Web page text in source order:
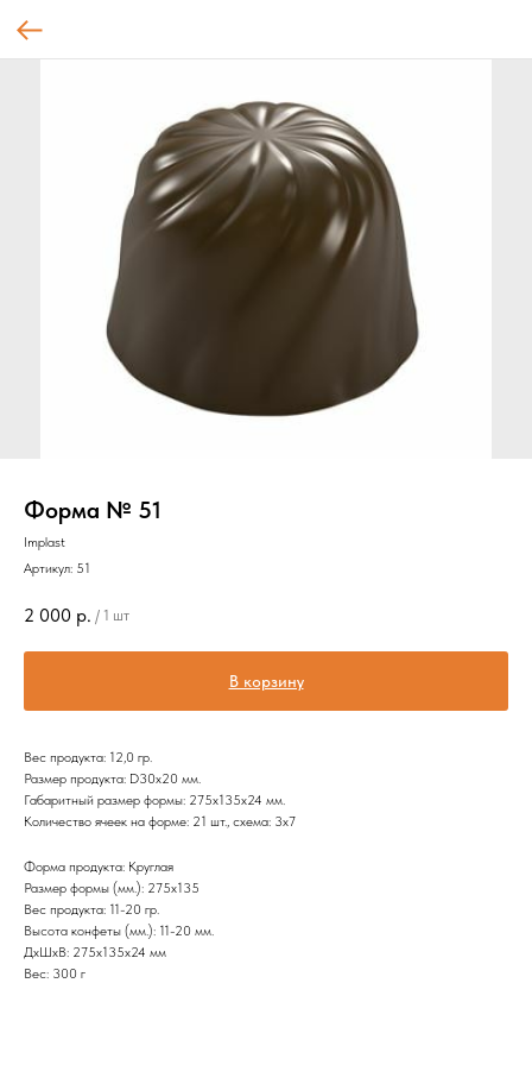
Форма № 51
Implast
Артикул: 51
2 000 р. / 1 шт
В корзину
Вес продукта: 12,0 гр.
Размер продукта: D30х20 мм.
Габаритный размер формы: 275х135х24 мм.
Количество ячеек на форме: 21 шт., схема: 3х7
Форма продукта: Круглая
Размер формы (мм.): 275х135
Вес продукта: 11-20 гр.
Высота конфеты (мм.): 11-20 мм.
ДxШxВ: 275x135x24 мм
Вес: 300 г